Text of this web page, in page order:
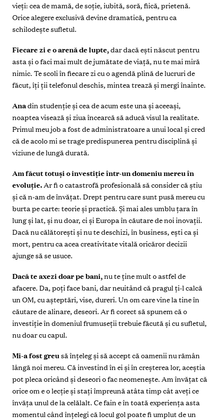
vieţi: cea de mamă, de soţie, iubită, soră, fiică, prietenă.
Orice alegere exclusivă devine dramatică, pentru ca
schilodește sufletul.
Fiecare zi e o arenă de lupte,dar dacă ești născut pentru
asta și o faci mai mult de jumătate de viaţă, nu te mai miră
nimic. Te scoli în fiecare zi cu o agendă plină de lucruri de
făcut, îţi ţii telefonul deschis, mintea trează și mergi înainte.
Anadin studenţie și cea de acum este una și aceeași,
noaptea visează și ziua încearcă să aducă visul la realitate.
Primul meu job a fost de administratoare a unui local și cred
că de acolo mi se trage predispunerea pentru disciplină și
viziune de lungă durată.
Am făcut totuși o investiţieîntr-un domeniu mereu în
evoluţie.Ar fi o catastrofă profesională să consider că știu
și că n-am de învăţat. Drept pentru care sunt pusă mereu cu
burta pe carte: teorie și practică. Și mai ales umblu ţara în
lung și lat, și nu doar, ci și Europa în căutare de noi inovaţii.
Dacă nu călătorești și nu te deschizi, în business, ești ca și
mort, pentru ca acea creativitate vitală oricăror decizii
ajunge să se usuce.
Dacă te axezi doar pe bani,nu te ţine mult o astfel de
afacere. Da, poţi face bani, dar neuitând că pragul ţi-l calcă
un OM, cu așteptări, vise, dureri. Un om care vine la tine în
căutare de alinare, deseori. Ar fi corect să spunem că o
investiţie în domeniul frumuseţii trebuie făcută și cu sufletul,
nu doar cu capul.
Mi-a fost greusă înţelegși să accept că oamenii nu rămân
lângă noi mereu. Că investind în ei și în creșterea lor, aceștia
pot pleca oricând și deseori o fac neomenește. Am învăţat că
orice om e o lecţie și staţi împreună atâta timp cât aveţi ce
învăţa unul de la celălalt. Ce fain e în toată experienţa asta
momentul când înţelegi că locul gol poate fi umplut de un